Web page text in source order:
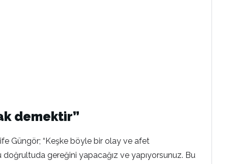
demektir”
Güngör; “Keşke böyle bir olay ve afet
gereğini yapacağız ve yapıyorsunuz. Bu